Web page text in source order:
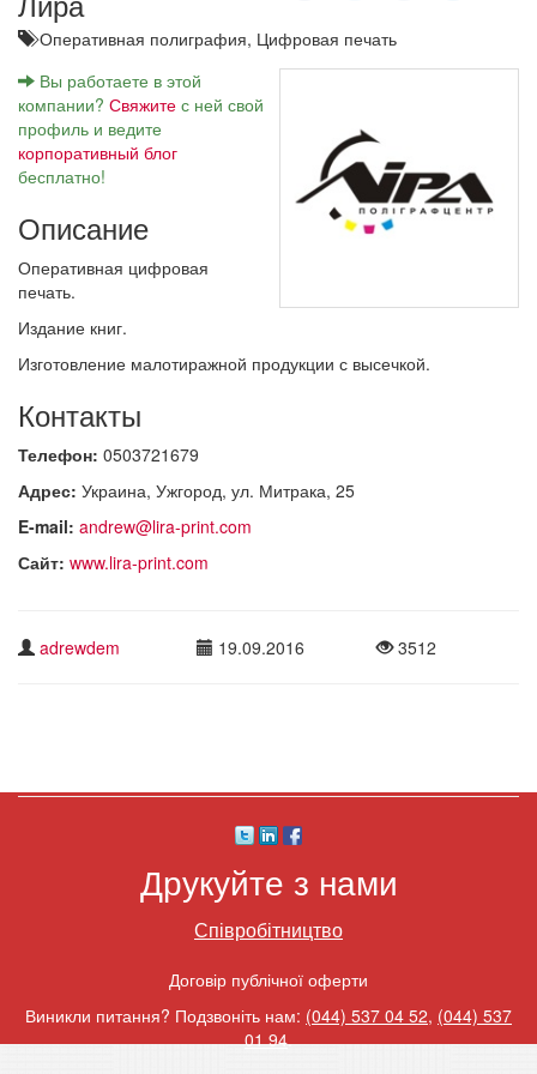
Оперативная полиграфия, Цифровая печать
Вы работаете в этой
компании? Свяжите с ней свой
профиль и ведите
корпоративный блог
бесплатно!
Описание
Оперативная цифровая
печать.
Издание книг.
Изготовление малотиражной продукции с высечкой.
Контакты
Телефон: 0503721679
Адрес: Украина, Ужгород, ул. Митрака, 25
E-mail: andrew@lira-print.com
Сайт: www.lira-print.com
adrewdem 19.09.2016 3512
Друкуйте з нами
Співробітництво
Договір публічної оферти
Виникли питання? Подзвоніть нам: (044) 537 04 52, (044) 537
01 94.